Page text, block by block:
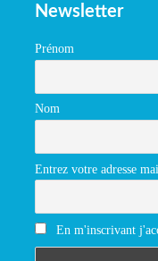
Newsletter
Prénom
Nom
Entrez votre adresse
En m'inscrivant